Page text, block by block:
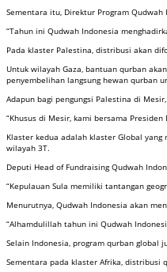
Sementara itu, Direktur Program
“Tahun ini Qudwah Indonesia
Pada klaster Palestina, distribusi akan
Untuk wilayah Gaza, bantuan qurban
penyembelihan langsung hewan qurban
Adapun bagi pengungsi Palestina di
“Khusus di Mesir, kami bersama
Klaster kedua adalah klaster Global yang
wilayah 3T.
Deputi Head of Fundraising Qudwah
“Kepulauan Sula memiliki tantangan
Menurutnya, Qudwah Indonesia akan
“Alhamdulillah tahun ini Qudwah
Selain Indonesia, program qurban global
Sementara pada klaster Afrika, distribusi